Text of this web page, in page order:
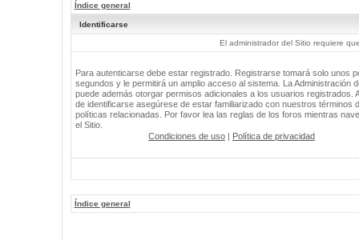
Índice general
Identificarse
El administrador del Sitio requiere
Para autenticarse debe estar registrado. Registrarse tomará solo unos
segundos y le permitirá un amplio acceso al sistema. La Administración
puede además otorgar permisos adicionales a los usuarios registrados.
de identificarse asegúrese de estar familiarizado con nuestros términos
políticas relacionadas. Por favor lea las reglas de los foros mientras
el Sitio.
Condiciones de uso | Política de privacidad
Índice general